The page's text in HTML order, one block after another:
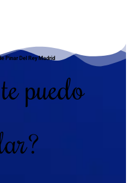
Pinar Del Rey Madrid
puedo